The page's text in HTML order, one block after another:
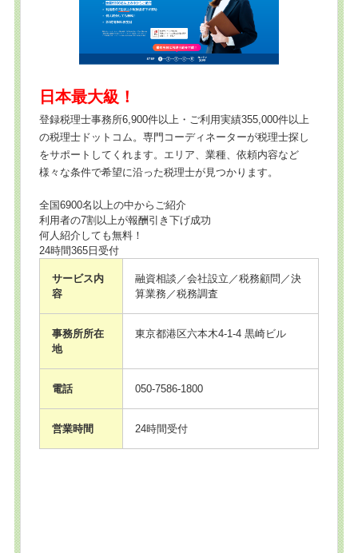
日本最大級！
登録税理士事務所6,900件以上・ご利用実績355,000件以上
の税理士ドットコム。専門コーディネーターが税理士探し
をサポートしてくれます。エリア、業種、依頼内容など
様々な条件で希望に沿った税理士が見つかります。
全国6900名以上の中からご紹介
利用者の7割以上が報酬引き下げ成功
何人紹介しても無料！
24時間365日受付
サービス内
容
融資相談／会社設立／税務顧問／決
算業務／税務調査
事務所所在
地
東京都港区六本木4-1-4 黒崎ビル
電話 050-7586-1800
営業時間 24時間受付